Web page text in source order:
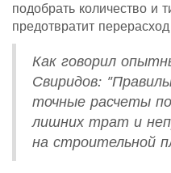
подобрать количество и
предотвратит
Как говорил
Свиридов:
точные расчеты
лишних трат и
на строительной